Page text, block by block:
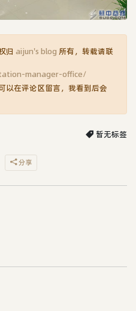
归 aijun's blog 所有，转载请联
manager-office/
以在评论区留言，我看到后会
暂无标签
分享